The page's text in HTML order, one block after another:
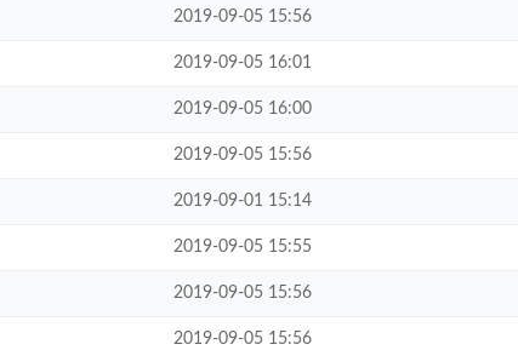
2019-09-05 15:56
2019-09-05 16:01
2019-09-05 16:00
2019-09-05 15:56
2019-09-01 15:14
2019-09-05 15:55
2019-09-05 15:56
2019-09-05 15:56